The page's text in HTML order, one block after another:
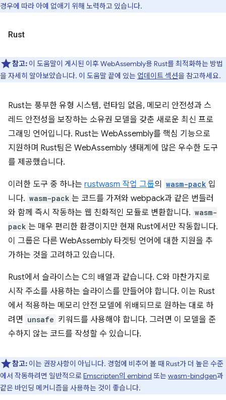
경우에 따라 아예 없애기 위해 노력하고 있습니다.
Rust
참고: 이 도움말이 게시된 이후 WebAssembly용 Rust를 최적화하는 방법
을 자세히 알아보았습니다. 이 도움말 끝에 있는 업데이트 섹션을 참고하세요.
Rust는 풍부한 유형 시스템, 런타임 없음, 메모리 안전성과 스
레드 안전성을 보장하는 소유권 모델을 갖춘 새로운 최신 프로
그래밍 언어입니다. Rust는 WebAssembly를 핵심 기능으로
지원하며 Rust팀은 WebAssembly 생태계에 많은 우수한 도구
를 제공했습니다.
이러한 도구 중 하나는 rustwasm 작업 그룹의 wasm-pack 입
니다. wasm-pack 는 코드를 가져와 webpack과 같은 번들러
와 함께 즉시 작동하는 웹 친화적인 모듈로 변환합니다. wasm-
pack 는 매우 편리한 환경이지만 현재 Rust에서만 작동합니다.
이 그룹은 다른 WebAssembly 타겟팅 언어에 대한 지원을 추
가하는 것을 고려하고 있습니다.
Rust에서 슬라이스는 C의 배열과 같습니다. C와 마찬가지로
시작 주소를 사용하는 슬라이스를 만들어야 합니다. 이는 Rust
에서 적용하는 메모리 안전 모델에 위배되므로 원하는 대로 하
려면 unsafe 키워드를 사용해야 합니다. 그러면 이 모델을 준
수하지 않는 코드를 작성할 수 있습니다.
참고: 이는 권장사항이 아닙니다. 경험에 비추어 볼 때 Rust가 더 높은 수준
에서 작동하려면 일반적으로 Emscripten의 embind 또는wasm-bindgen과
같은 바인딩 메커니즘을 사용하는 것이 좋습니다.